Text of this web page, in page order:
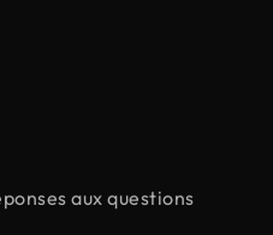
aux questions